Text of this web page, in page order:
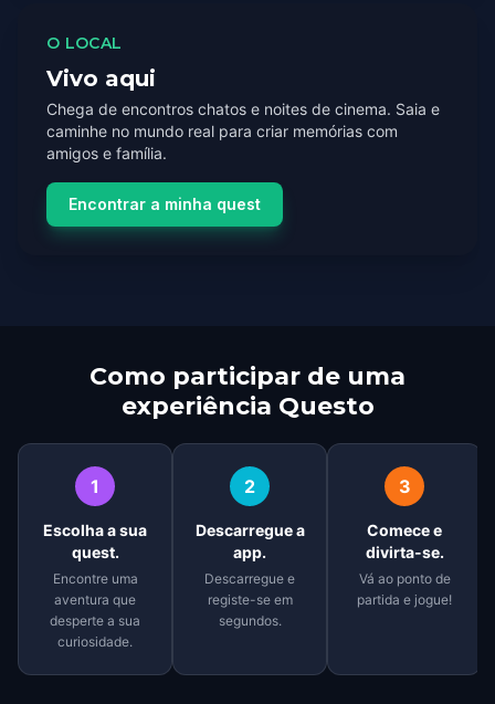
O LOCAL
Vivo aqui
Chega de encontros chatos e noites de cinema. Saia e
caminhe no mundo real para criar memórias com
amigos e família.
Encontrar a minha quest
Como participar de uma
experiência Questo
1
Escolha a sua
quest.
Encontre uma
aventura que
desperte a sua
curiosidade.
2
Descarregue a
app.
Descarregue e
registe-se em
segundos.
3
Comece e
divirta-se.
Vá ao ponto de
partida e jogue!